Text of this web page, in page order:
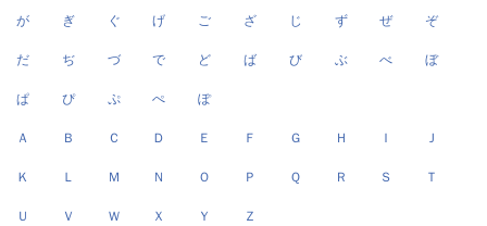
が ぎ ぐ げ ご ざ じ ず ぜ ぞ
だ ぢ づ で ど ば び ぶ べ ぼ
ぱ ぴ ぷ ぺ ぽ
Ａ Ｂ Ｃ Ｄ Ｅ Ｆ Ｇ Ｈ Ｉ Ｊ
Ｋ Ｌ Ｍ Ｎ Ｏ Ｐ Ｑ Ｒ Ｓ Ｔ
Ｕ Ｖ Ｗ Ｘ Ｙ Ｚ